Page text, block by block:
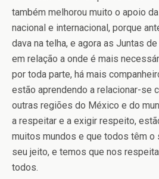
também melhorou muito o apoio
nacional e internacional, porque
dava na telha, e agora as Juntas
em relação a onde é mais
por toda parte, há mais
estão aprendendo a relacionar-se
outras regiões do México e do
a respeitar e a exigir respeito,
muitos mundos e que todos têm o
seu jeito, e temos que nos
todos.